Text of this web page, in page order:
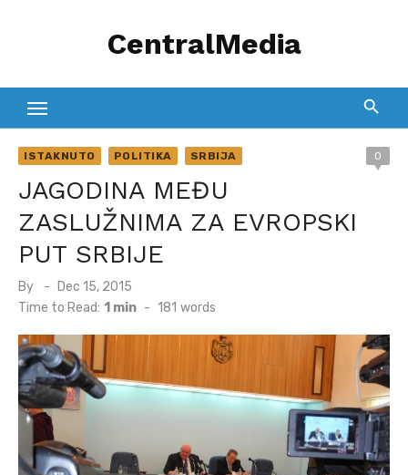
CentralMedia
ISTAKNUTO POLITIKA SRBIJA 0
JAGODINA MEĐU
ZASLUŽNIMA ZA EVROPSKI
PUT SRBIJE
By
Posted
on
Dec 15, 2015
Time to Read: 1 min - 181 words